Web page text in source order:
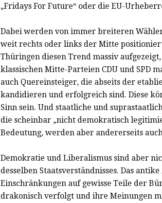
„Fridays For Future“ oder die EU-
Dabei werden von immer breiteren
weit rechts oder links der Mitte
Thüringen diesen Trend massiv
klassischen Mitte-Parteien CDU und SPD
auch Quereinsteiger, die abseits der
kandidieren und erfolgreich sind. Diese
Sinn sein. Und staatliche und
die scheinbar „nicht demokratisch
Bedeutung, werden aber andererseits
Demokratie und Liberalismus sind aber
desselben Staatsverständnisses. Das
Einschränkungen auf gewisse Teile der
drakonisch verfolgt und ihre Meinungen